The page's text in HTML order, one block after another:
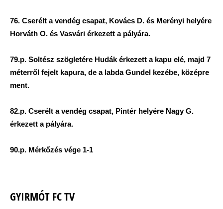
76. Cserélt a vendég csapat, Kovács D. és Merényi helyére
Horváth O. és Vasvári érkezett a pályára.
79.p. Soltész szögletére Hudák érkezett a kapu elé, majd 7
méterről fejelt kapura, de a labda Gundel kezébe, középre
ment.
82.p. Cserélt a vendég csapat, Pintér helyére Nagy G.
érkezett a pályára.
90.p. Mérkőzés vége 1-1
GYIRMÓT FC TV